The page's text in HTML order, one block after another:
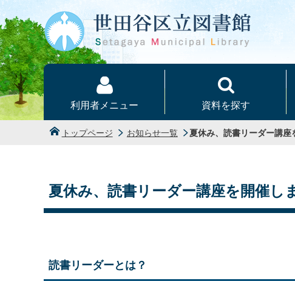
本文へ
利用者メニュー 資料を探す
トップページ お知らせ一覧 夏休み、読書リーダー講座
夏休み、読書リーダー講座を開催し
読書リーダーとは？